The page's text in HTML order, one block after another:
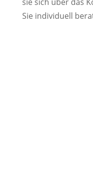
sie sich über das
Sie individuell